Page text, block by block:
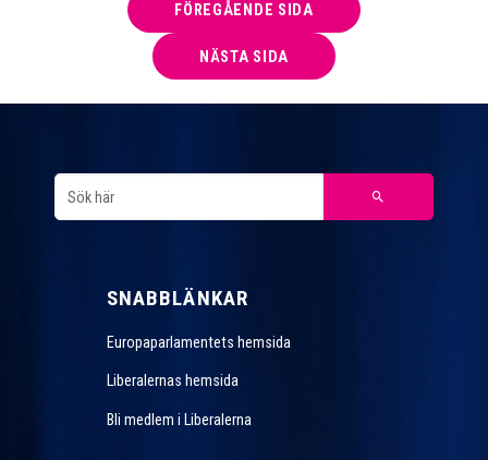
FÖREGÅENDE SIDA
NÄSTA SIDA
SNABBLÄNKAR
Europaparlamentets hemsida
Liberalernas hemsida
Bli medlem i Liberalerna